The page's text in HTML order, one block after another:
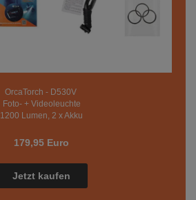
OrcaTorch - D530V
Foto- + Videoleuchte
1200 Lumen, 2 x Akku
179,95 Euro
Jetzt kaufen